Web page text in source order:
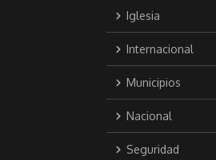
Iglesia
Internacional
Municipios
Nacional
Seguridad